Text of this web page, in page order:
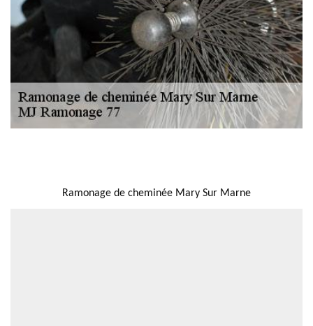
Ramonage de cheminée Mary Sur Marne